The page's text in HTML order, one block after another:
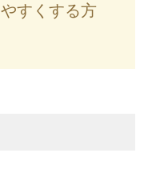
すくする方